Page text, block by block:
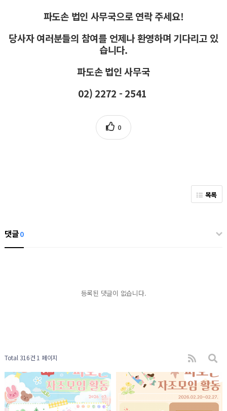
파도손 법인 사무국으로 연락 주세요!
당사자 여러분들의 참여를 언제나 환영하며 기다리고 있
습니다.
파도손 법인 사무국
02) 2272 - 2541
0
목록
댓글0
등록된 댓글이 없습니다.
Total 316건 1 페이지